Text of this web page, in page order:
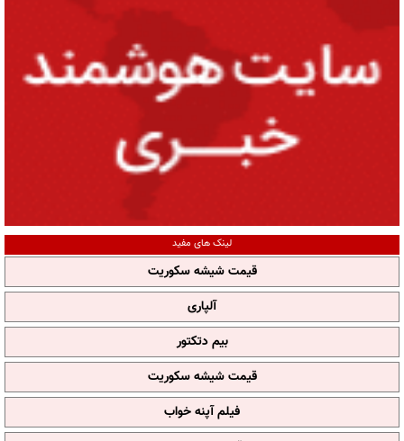
لینک های مفید
قیمت شیشه سکوریت
آلپاری
بیم دتکتور
قیمت شیشه سکوریت
فیلم آپنه خواب